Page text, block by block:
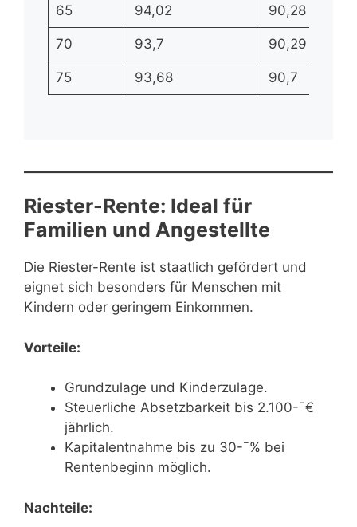
65 94,02 90,28
70 93,7 90,29
75 93,68 90,7
Riester-Rente: Ideal für
Familien und Angestellte
Die Riester-Rente ist staatlich gefördert und
eignet sich besonders für Menschen mit
Kindern oder geringem Einkommen.
Vorteile:
Grundzulage und Kinderzulage.
Steuerliche Absetzbarkeit bis 2.100-¯€
jährlich.
Kapitalentnahme bis zu 30-¯% bei
Rentenbeginn möglich.
Nachteile: